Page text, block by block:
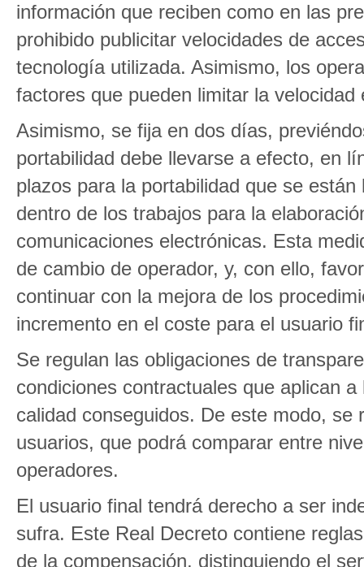
información que reciben como en las
prohibido publicitar velocidades de
tecnología utilizada. Asimismo, los
factores que pueden limitar la
Asimismo, se fija en dos días,
portabilidad debe llevarse a efecto, en
plazos para la portabilidad que se
dentro de los trabajos para la
comunicaciones electrónicas. Esta
de cambio de operador, y, con ello,
continuar con la mejora de los
incremento en el coste para el usuario
Se regulan las obligaciones de
condiciones contractuales que aplican
calidad conseguidos. De este modo,
usuarios, que podrá comparar entre
operadores.
El usuario final tendrá derecho a ser
sufra. Este Real Decreto contiene
de la compensación, distinguiendo el